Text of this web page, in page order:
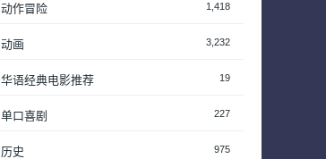
动作冒险 1,418
动画 3,232
华语经典电影推荐 19
单口喜剧 227
历史 975